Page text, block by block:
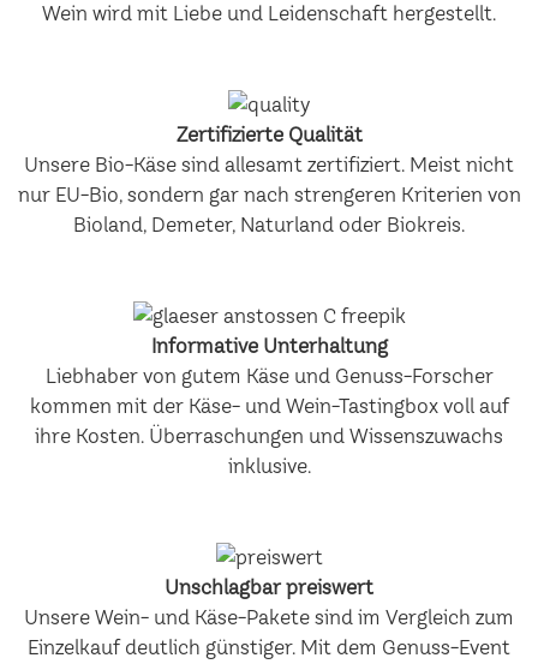
Wein wird mit Liebe und Leidenschaft hergestellt.
Zertifizierte Qualität
Unsere Bio-Käse sind allesamt zertifiziert. Meist nicht
nur EU-Bio, sondern gar nach strengeren Kriterien von
Bioland, Demeter, Naturland oder Biokreis.
Informative Unterhaltung
Liebhaber von gutem Käse und Genuss-Forscher
kommen mit der Käse- und Wein-Tastingbox voll auf
ihre Kosten. Überraschungen und Wissenszuwachs
inklusive.
Unschlagbar preiswert
Unsere Wein- und Käse-Pakete sind im Vergleich zum
Einzelkauf deutlich günstiger. Mit dem Genuss-Event